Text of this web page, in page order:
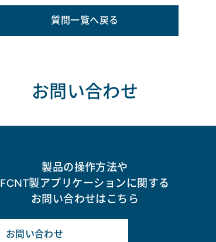
質問一覧へ戻る
お問い合わせ
製品の操作方法や
FCNT製アプリケーションに関する
お問い合わせはこちら
お問い合わせ